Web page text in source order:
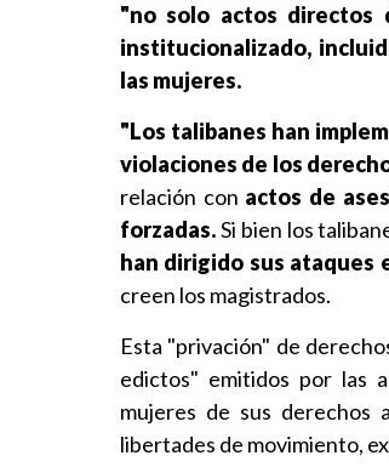
"no solo actos directos
institucionalizado,
las mujeres.
"Los talibanes han
violaciones de los
relación con actos de
forzadas.Si bien los
han dirigido sus ataques
creen los magistrados.
Esta "privación" de
edictos" emitidos por las
mujeres de sus derechos
libertades de movimiento,